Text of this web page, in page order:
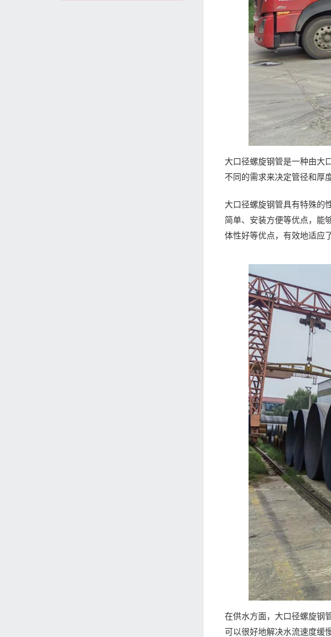
大口径螺旋钢管是一种由大
不同的需求来决定管径和厚
大口径螺旋钢管具有特殊的
简单、安装方便等优点，能
体性好等优点，有效地适应
在供水方面，大口径螺旋钢
可以很好地解决水流速度缓